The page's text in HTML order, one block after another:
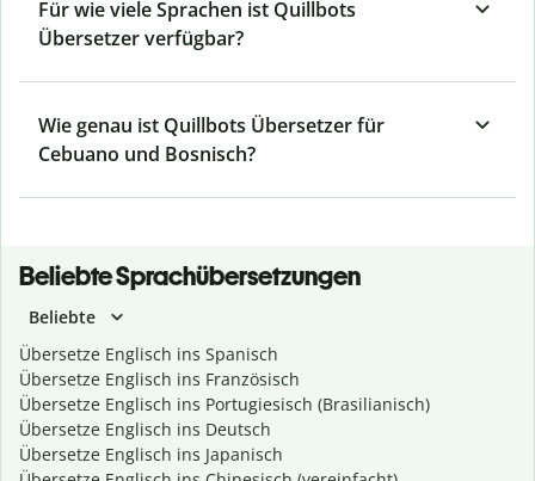
Für wie viele Sprachen ist Quillbots
Übersetzer verfügbar?
Wie genau ist Quillbots Übersetzer für
Cebuano und Bosnisch?
Beliebte Sprachübersetzungen
Beliebte
Übersetze Englisch ins Spanisch
Übersetze Englisch ins Französisch
Übersetze Englisch ins Portugiesisch (Brasilianisch)
Übersetze Englisch ins Deutsch
Übersetze Englisch ins Japanisch